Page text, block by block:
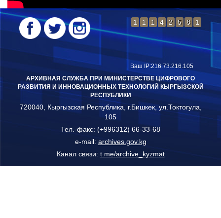
1 1 1 4 2 5 8 1
Ваш IP:216.73.216.105
АРХИВНАЯ СЛУЖБА ПРИ МИНИСТЕРСТВЕ ЦИФРОВОГО
РАЗВИТИЯ И ИННОВАЦИОННЫХ ТЕХНОЛОГИЙ КЫРГЫЗСКОЙ
РЕСПУБЛИКИ
720040, Кыргызская Республика, г.Бишкек, ул.Токтогула,
105
Тел.-факс: (+996312) 66-33-68
e-mail: archives.gov.kg
Канал связи: t.me/archive_kyzmat